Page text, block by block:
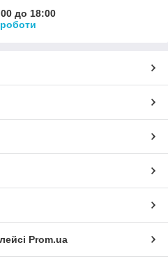
до 18:00
Prom.ua